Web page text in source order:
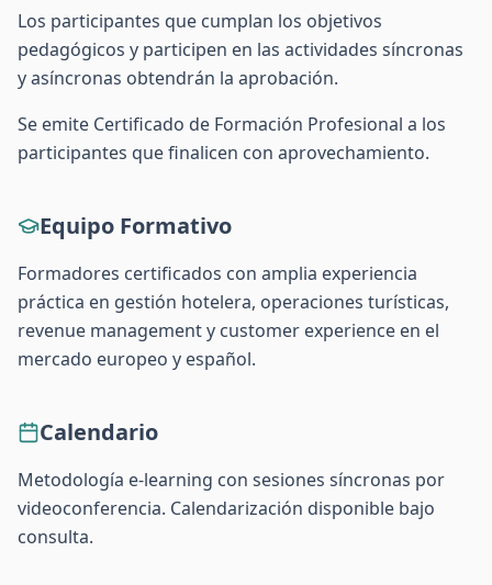
Los participantes que cumplan los objetivos
pedagógicos y participen en las actividades síncronas
y asíncronas obtendrán la aprobación.
Se emite Certificado de Formación Profesional a los
participantes que finalicen con aprovechamiento.
Equipo Formativo
Formadores certificados con amplia experiencia
práctica en gestión hotelera, operaciones turísticas,
revenue management y customer experience en el
mercado europeo y español.
Calendario
Metodología e-learning con sesiones síncronas por
videoconferencia. Calendarización disponible bajo
consulta.